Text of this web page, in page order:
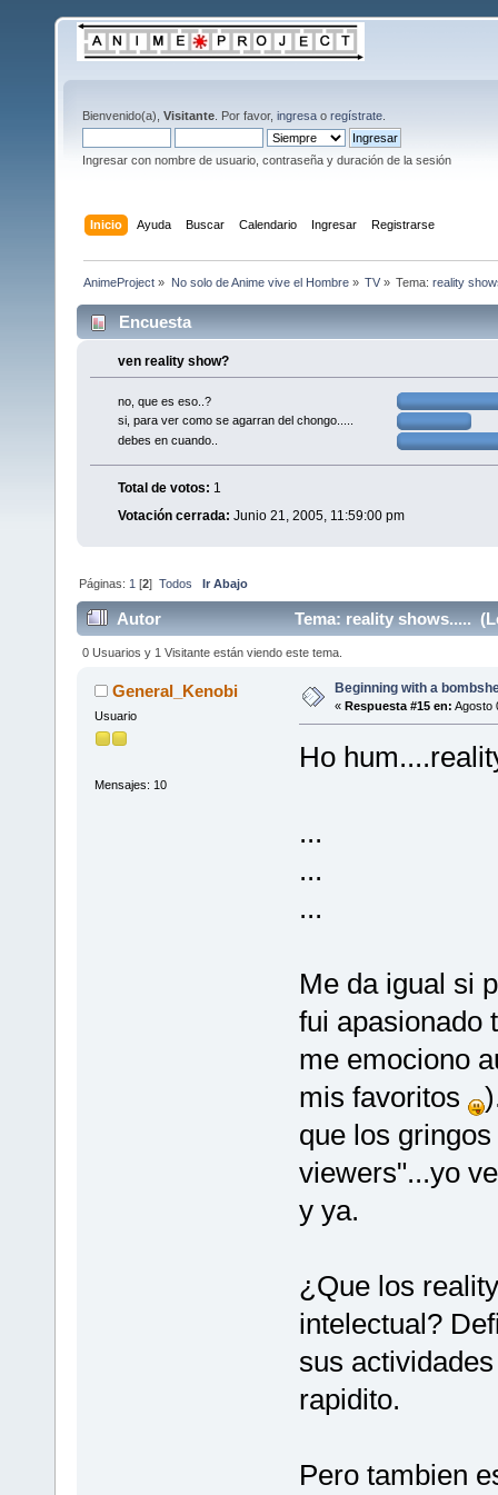
Bienvenido(a), Visitante . Por favor, ingresa o regístrate
Ingresar con nombre de usuario, contraseña y duración de la sesión
Inicio Ayuda Buscar Calendario Ingresar Registrarse
AnimeProject » No solo de Anime vive el Hombre» TV» Tema:reality
Encuesta
ven reality show?
no, que es eso..?
si, para ver como se agarran del chongo.....
debes en cuando..
Total de votos: 1
Votación cerrada: Junio 21, 2005, 11:59:00 pm
Páginas: 1 [2]Todos Ir Abajo
Autor Tema: reality shows.....
0 Usuarios y 1 Visitante están viendo este tema.
General_Kenobi
Usuario
Mensajes: 10
Beginning with a
« Respuesta #15 en: Agosto
Ho
...
...
...
Me da igual si
fui apasionado
me emociono
mis favoritos
que los
viewers"...yo
y ya.
¿Que los
intelectual?
sus
rapidito.
Pero tambien